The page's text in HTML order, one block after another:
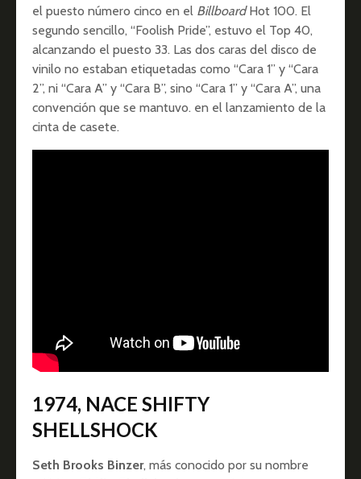
el puesto número cinco en el BillboardHot 100. El
segundo sencillo, “Foolish Pride”, estuvo el Top 40,
alcanzando el puesto 33. Las dos caras del disco de
vinilo no estaban etiquetadas como “Cara 1” y “Cara
2”, ni “Cara A” y “Cara B”, sino “Cara 1” y “Cara A”, una
convención que se mantuvo. en el lanzamiento de la
cinta de casete.
1974, NACE SHIFTY
SHELLSHOCK
Seth Brooks Binzer, más conocido por su nombre